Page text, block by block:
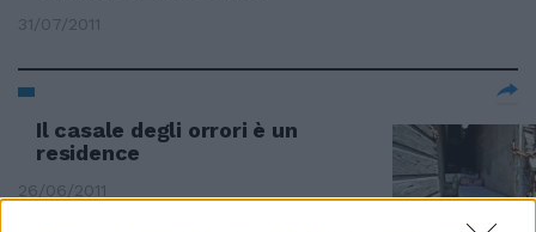
31/07/2011
Il casale degli orrori è un
residence
26/06/2011